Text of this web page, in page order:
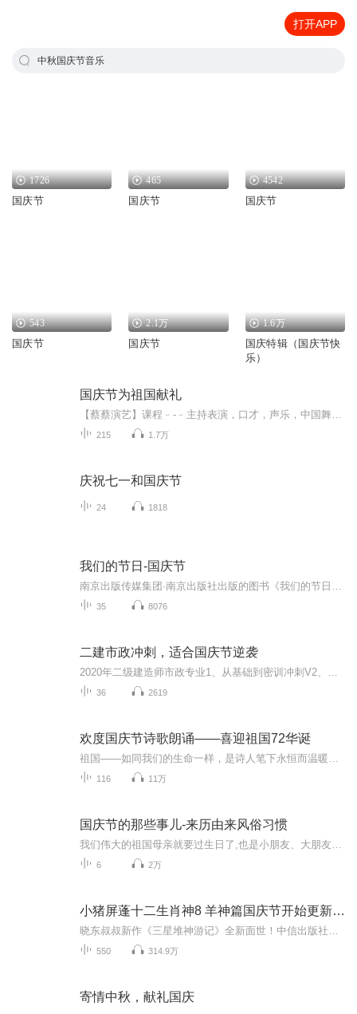
打开APP
中秋国庆节音乐
1726
国庆节
465
国庆节
4542
国庆节
543
国庆节
2.1万
国庆节
1.6万
国庆特辑（国庆节快
乐）
国庆节为祖国献礼
215 1.7万
庆祝七一和国庆节
24 1818
我们的节日-国庆节
35 8076
二建市政冲刺，适合国庆节逆袭
36 2619
欢度国庆节诗歌朗诵——喜迎祖国72华诞
116 11万
国庆节的那些事儿-来历由来风俗习惯
6 2万
小猪屏蓬十二生肖神8 羊神篇国庆节开始更新啦！
550 314.9万
寄情中秋，献礼国庆